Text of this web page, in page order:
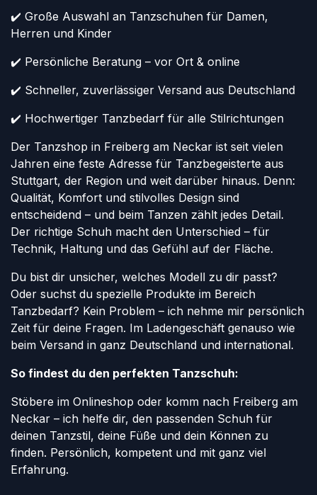
✔️ Große Auswahl an Tanzschuhen für Damen,
Herren und Kinder
✔️ Persönliche Beratung – vor Ort & online
✔️ Schneller, zuverlässiger Versand aus Deutschland
✔️ Hochwertiger Tanzbedarf für alle Stilrichtungen
Der Tanzshop in Freiberg am Neckar ist seit vielen
Jahren eine feste Adresse für Tanzbegeisterte aus
Stuttgart, der Region und weit darüber hinaus. Denn:
Qualität, Komfort und stilvolles Design sind
entscheidend – und beim Tanzen zählt jedes Detail.
Der richtige Schuh macht den Unterschied – für
Technik, Haltung und das Gefühl auf der Fläche.
Du bist dir unsicher, welches Modell zu dir passt?
Oder suchst du spezielle Produkte im Bereich
Tanzbedarf? Kein Problem – ich nehme mir persönlich
Zeit für deine Fragen. Im Ladengeschäft genauso wie
beim Versand in ganz Deutschland und international.
So findest du den perfekten Tanzschuh:
Stöbere im Onlineshop oder komm nach Freiberg am
Neckar – ich helfe dir, den passenden Schuh für
deinen Tanzstil, deine Füße und dein Können zu
finden. Persönlich, kompetent und mit ganz viel
Erfahrung.